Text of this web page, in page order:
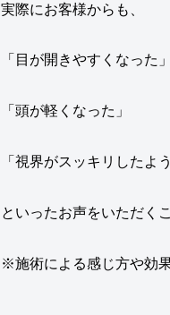
実際にお客様からも、
「目が開きやすくなった」
「頭が軽くなった」
「視界がスッキリしたよ
といったお声をいただく
※施術による感じ方や効